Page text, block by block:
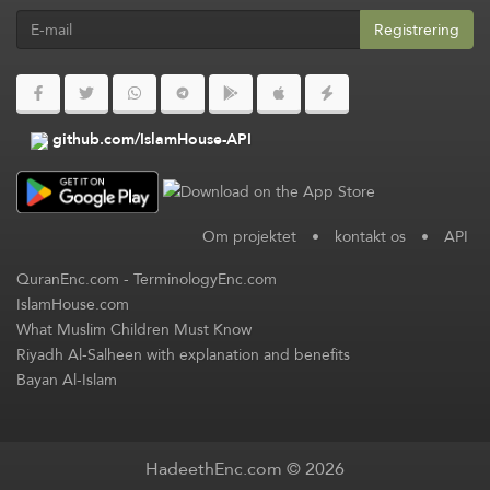
Registrering
github.com/IslamHouse-API
Om projektet • kontakt os • API
QuranEnc.com-TerminologyEnc.com
IslamHouse.com
What Muslim Children Must Know
Riyadh Al-Salheen with explanation and benefits
Bayan Al-Islam
HadeethEnc.com © 2026